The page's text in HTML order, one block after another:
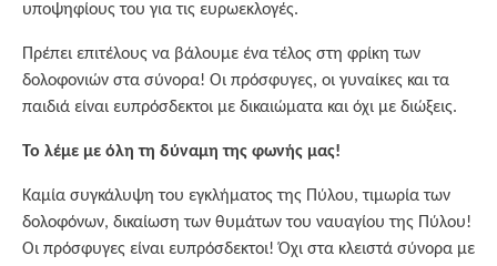
υποψηφίους του για τις ευρωεκλογές.
Πρέπει επιτέλους να βάλουμε ένα τέλος στη φρίκη των
δολοφονιών στα σύνορα! Οι πρόσφυγες, οι γυναίκες και τα
παιδιά είναι ευπρόσδεκτοι με δικαιώματα και όχι με διώξεις.
Το λέμε με όλη τη δύναμη της φωνής μας!
Καμία συγκάλυψη του εγκλήματος της Πύλου, τιμωρία των
δολοφόνων, δικαίωση των θυμάτων του ναυαγίου της Πύλου!
Οι πρόσφυγες είναι ευπρόσδεκτοι! Όχι στα κλειστά σύνορα με